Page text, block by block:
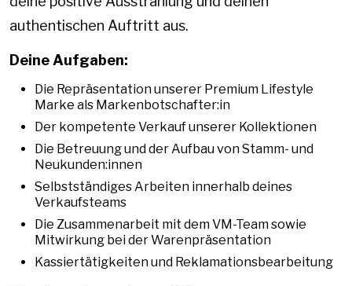
authentischen Auftritt aus.
Deine Aufgaben:
Die Repräsentation unserer Premium Lifestyle
Marke als Markenbotschafter:in
Der kompetente Verkauf unserer Kollektionen
Die Betreuung und der Aufbau von Stamm- und
Neukunden:innen
Selbstständiges Arbeiten innerhalb deines
Verkaufsteams
Die Zusammenarbeit mit dem VM-Team sowie
Mitwirkung bei der Warenpräsentation
Kassiertätigkeiten und Reklamationsbearbeitung